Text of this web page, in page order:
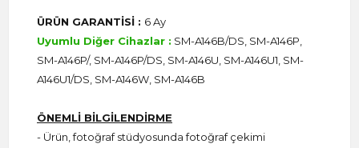
ÜRÜN GARANTİSİ : 6 Ay
Uyumlu Diğer Cihazlar : SM-A146B/DS, SM-A146P,
SM-A146P/, SM-A146P/DS, SM-A146U, SM-A146U1, SM-
A146U1/DS, SM-A146W, SM-A146B
ÖNEMLİ BİLGİLENDİRME
- Ürün, fotoğraf stüdyosunda fotoğraf çekimi